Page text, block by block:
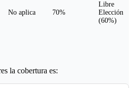
No aplica 70%
Libre
Elección
(60%)
la cobertura es: